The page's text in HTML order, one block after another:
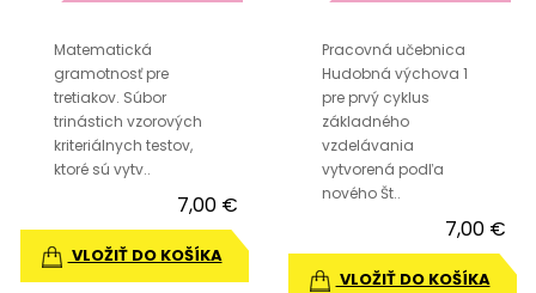
Matematická
gramotnosť pre
tretiakov. Súbor
trinástich vzorových
kriteriálnych testov,
ktoré sú vytv..
7,00 €
VLOŽIŤ DO KOŠÍKA
Pracovná učebnica
Hudobná výchova 1
pre prvý cyklus
základného
vzdelávania
vytvorená podľa
nového Št..
7,00 €
VLOŽIŤ DO KOŠÍKA